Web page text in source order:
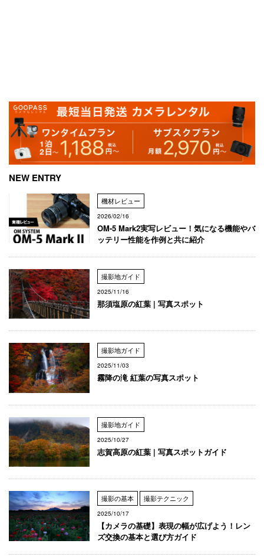
NEW ENTRY
機材レビュー
2026/02/16
OM-5 Mark2実写レビュー！気になる機能やバ
ッテリー性能を作例と共に紹介
撮影地ガイド
2025/11/16
那須塩原の紅葉 | 写真スポット
撮影地ガイド
2025/11/03
霧降の滝 紅葉の写真スポット
撮影地ガイド
2025/10/27
志賀高原の紅葉 | 写真スポットガイド
撮影の基本 撮影テクニック
2025/10/17
【カメラの基礎】表現の幅が広げよう！レン
ズ交換の基本と選び方ガイド